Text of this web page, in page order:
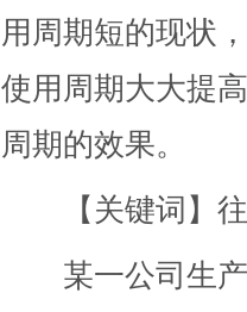
用周期短的现状
使用周期大大提
周期的效果。
【关键词】往
某一公司生产